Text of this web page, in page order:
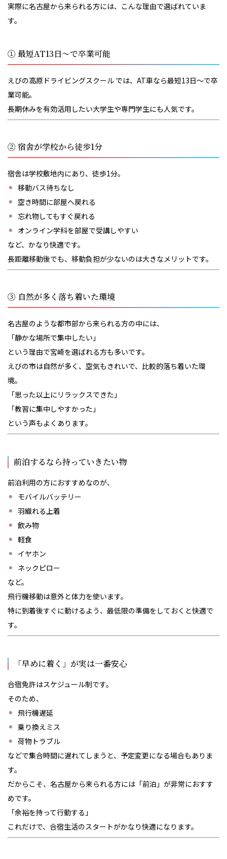
実際に名古屋から来られる方には、こんな理由で選ばれていま
す。
① 最短AT13日〜で卒業可能
えびの高原ドライビングスクール では、AT車なら最短13日〜で卒
業可能。
長期休みを有効活用したい大学生や専門学生にも人気です。
② 宿舎が学校から徒歩1分
宿舎は学校敷地内にあり、徒歩1分。
移動バス待ちなし
空き時間に部屋へ戻れる
忘れ物してもすぐ戻れる
オンライン学科を部屋で受講しやすい
など、かなり快適です。
長距離移動後でも、移動負担が少ないのは大きなメリットです。
③ 自然が多く落ち着いた環境
名古屋のような都市部から来られる方の中には、
「静かな場所で集中したい」
という理由で宮崎を選ばれる方も多いです。
えびの市は自然が多く、空気もきれいで、比較的落ち着いた環
境。
「思った以上にリラックスできた」
「教習に集中しやすかった」
という声もよくあります。
前泊するなら持っていきたい物
前泊利用の方におすすめなのが、
モバイルバッテリー
羽織れる上着
飲み物
軽食
イヤホン
ネックピロー
など。
飛行機移動は意外と体力を使います。
特に到着後すぐに動けるよう、最低限の準備をしておくと快適で
す。
「早めに着く」が実は一番安心
合宿免許はスケジュール制です。
そのため、
飛行機遅延
乗り換えミス
荷物トラブル
などで集合時間に遅れてしまうと、予定変更になる場合もありま
す。
だからこそ、名古屋から来られる方には「前泊」が非常におすす
めです。
「余裕を持って行動する」
これだけで、合宿生活のスタートがかなり快適になります。